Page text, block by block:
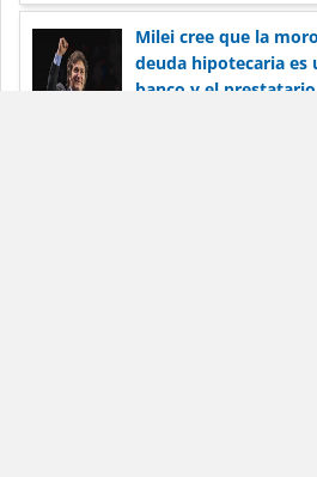
Milei cree que la
deuda hipotecaria es
banco y el prestatario